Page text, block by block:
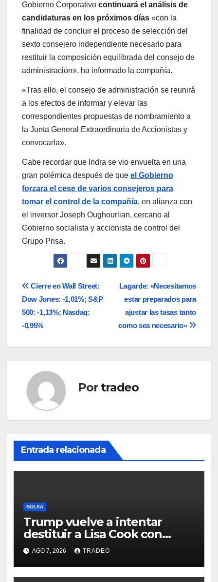
Gobierno Corporativo continuará el análisis de
candidaturas en los próximos días «con la
finalidad de concluir el proceso de selección del
sexto consejero independiente necesario para
restituir la composición equilibrada del consejo de
administración», ha informado la compañía.
«Tras ello, el consejo de administración se reunirá
a los efectos de informar y elevar las
correspondientes propuestas de nombramiento a
la Junta General Extraordinaria de Accionistas y
convocarla».
Cabe recordar que Indra se vio envuelta en una
gran polémica después de que el Gobierno
forzara el cese de varios consejeros para
tomar el control de la compañía, en alianza con
el inversor Joseph Oughourlian, cercano al
Gobierno socialista y accionista de control del
Grupo Prisa.
Navegación
de
entradas
Lagarde: «Necesitamos
estar preparados para
ajustar las tasas tanto
como sea necesario»
Cierre en Wall Street:
Dow Jones: -1,01%; S&P
500: -1,13%; Nasdaq:
-0,95%
Por tradeo
Entrada relacionada
BOLSA
Trump vuelve a intentar
destituir a Lisa Cook con
acusaciones de fraude
hipotecario
AGO 7, 2026 TRADEO